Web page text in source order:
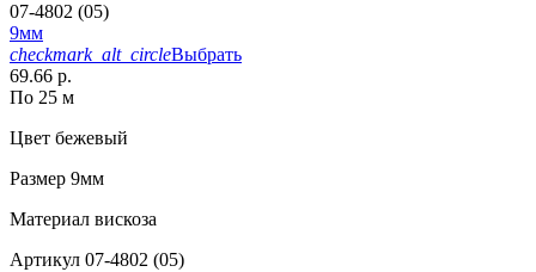
07-4802 (05)
9мм
checkmark_alt_circleВыбрать
69.66 р.
По 25 м
Цвет бежевый
Размер 9мм
Материал вискоза
Артикул 07-4802 (05)